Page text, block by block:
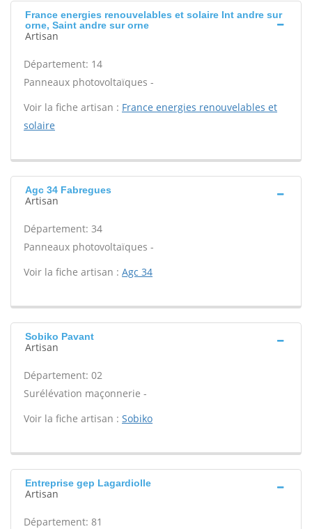
France energies renouvelables et solaire Int andre sur
orne, Saint andre sur orne
Artisan
Département: 14
Panneaux photovoltaïques -
Voir la fiche artisan : France energies renouvelables et
solaire
Agc 34 Fabregues
Artisan
Département: 34
Panneaux photovoltaïques -
Voir la fiche artisan : Agc 34
Sobiko Pavant
Artisan
Département: 02
Surélévation maçonnerie -
Voir la fiche artisan : Sobiko
Entreprise gep Lagardiolle
Artisan
Département: 81